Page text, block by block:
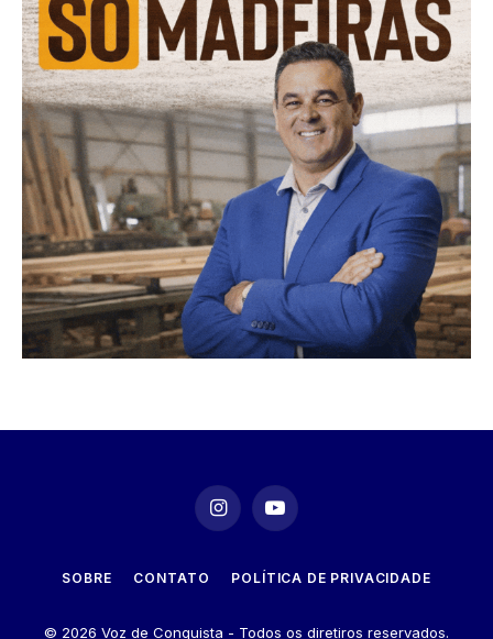
InstagramYouTube
SOBRE CONTATO POLÍTICA DE PRIVACIDADE
© 2026 Voz de Conquista - Todos os diretiros reservados.